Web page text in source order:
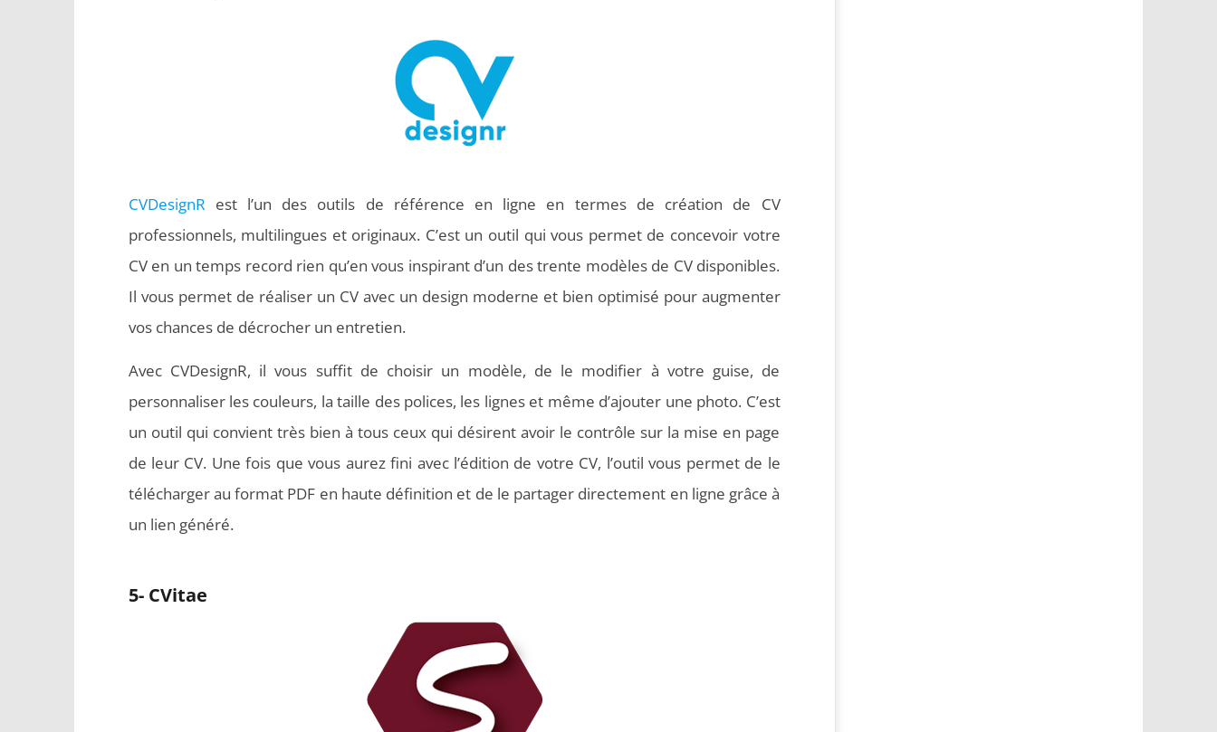
CVDesignR est l’un des outils de référence en ligne en termes de création de CV
professionnels, multilingues et originaux. C’est un outil qui vous permet de concevoir votre
CV en un temps record rien qu’en vous inspirant d’un des trente modèles de CV disponibles.
Il vous permet de réaliser un CV avec un design moderne et bien optimisé pour augmenter
vos chances de décrocher un entretien.
Avec CVDesignR, il vous suffit de choisir un modèle, de le modifier à votre guise, de
personnaliser les couleurs, la taille des polices, les lignes et même d’ajouter une photo. C’est
un outil qui convient très bien à tous ceux qui désirent avoir le contrôle sur la mise en page
de leur CV. Une fois que vous aurez fini avec l’édition de votre CV, l’outil vous permet de le
télécharger au format PDF en haute définition et de le partager directement en ligne grâce à
un lien généré.
5- CVitae